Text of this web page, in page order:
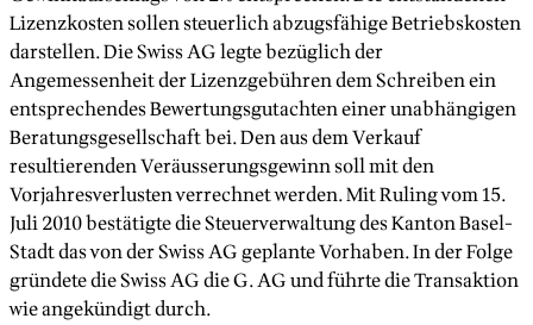
Lizenzkosten sollen steuerlich abzugsfähige Betriebskosten
darstellen. Die Swiss AG legte bezüglich der
Angemessenheit der Lizenzgebühren dem Schreiben ein
entsprechendes Bewertungsgutachten einer unabhängigen
Beratungsgesellschaft bei. Den aus dem Verkauf
resultierenden Veräusserungsgewinn soll mit den
Vorjahresverlusten verrechnet werden. Mit Ruling vom 15.
Juli 2010 bestätigte die Steuerverwaltung des Kanton Basel-
Stadt das von der Swiss AG geplante Vorhaben. In der Folge
gründete die Swiss AG die G. AG und führte die Transaktion
wie angekündigt durch.